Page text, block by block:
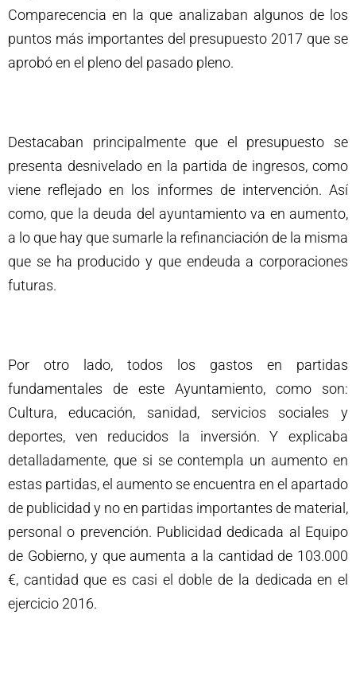
Comparecencia en la que analizaban algunos de los
puntos más importantes del presupuesto 2017 que se
aprobó en el pleno del pasado pleno.
Destacaban principalmente que el presupuesto se
presenta desnivelado en la partida de ingresos, como
viene reflejado en los informes de intervención. Así
como, que la deuda del ayuntamiento va en aumento,
a lo que hay que sumarle la refinanciación de la misma
que se ha producido y que endeuda a corporaciones
futuras.
Por otro lado, todos los gastos en partidas
fundamentales de este Ayuntamiento, como son:
Cultura, educación, sanidad, servicios sociales y
deportes, ven reducidos la inversión. Y explicaba
detalladamente, que si se contempla un aumento en
estas partidas, el aumento se encuentra en el apartado
de publicidad y no en partidas importantes de material,
personal o prevención. Publicidad dedicada al Equipo
de Gobierno, y que aumenta a la cantidad de 103.000
€, cantidad que es casi el doble de la dedicada en el
ejercicio 2016.